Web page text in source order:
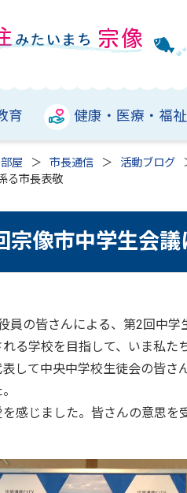
育 健康・医療・福祉
屋 市長通信 活動ブログ
る市長表敬
像市中学生会
員の皆さんによる、第2回中
る学校を目指して、いま私た
して中央中学校生徒会の皆さ
感じました。皆さんの意思を